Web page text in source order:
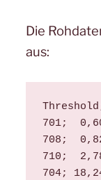
Die
aus:
701;
708;
710;
704;